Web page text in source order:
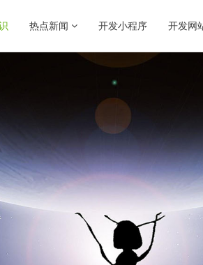
热点新闻 开发小程序 开发网